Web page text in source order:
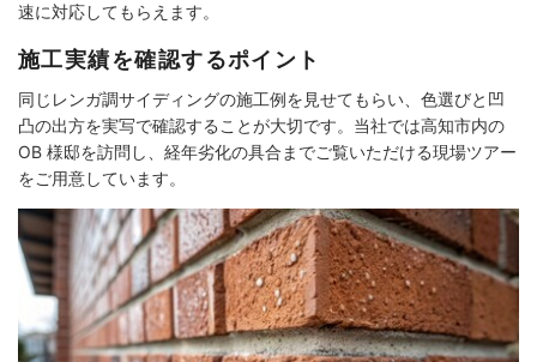
速に対応してもらえます。
施工実績を確認するポイント
同じレンガ調サイディングの施工例を見せてもらい、色選びと凹
凸の出方を実写で確認することが大切です。当社では高知市内の
OB 様邸を訪問し、経年劣化の具合までご覧いただける現場ツアー
をご用意しています。